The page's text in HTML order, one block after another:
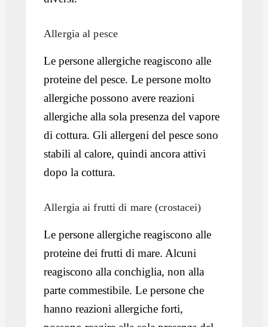
Allergia al pesce
Le persone allergiche reagiscono alle
proteine del pesce. Le persone molto
allergiche possono avere reazioni
allergiche alla sola presenza del vapore
di cottura. Gli allergeni del pesce sono
stabili al calore, quindi ancora attivi
dopo la cottura.
Allergia ai frutti di mare (crostacei)
Le persone allergiche reagiscono alle
proteine dei frutti di mare. Alcuni
reagiscono alla conchiglia, non alla
parte commestibile. Le persone che
hanno reazioni allergiche forti,